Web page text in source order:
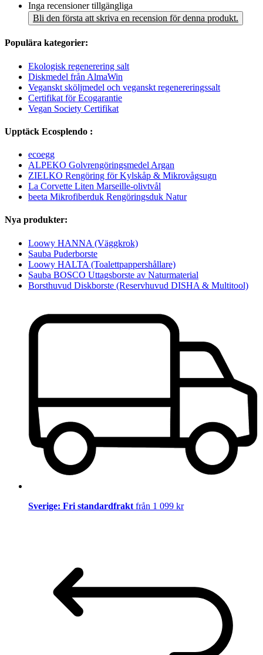
Inga recensioner tillgängliga
Bli den första att skriva en recension för denna produkt.
Populära kategorier:
Ekologisk regenerering salt
Diskmedel från AlmaWin
Veganskt sköljmedel och veganskt regenereringssalt
Certifikat för Ecogarantie
Vegan Society Certifikat
Upptäck Ecosplendo :
ecoegg
ALPEKO Golvrengöringsmedel Argan
ZIELKO Rengöring för Kylskåp & Mikrovågsugn
La Corvette Liten Marseille-olivtvål
beeta Mikrofiberduk Rengöringsduk Natur
Nya produkter:
Loowy HANNA (Väggkrok)
Sauba Puderborste
Loowy HALTA (Toalettpappershållare)
Sauba BOSCO Uttagsborste av Naturmaterial
Borsthuvud Diskborste (Reservhuvud DISHA & Multitool)
Sverige: Fri standardfrakt från 1 099 kr